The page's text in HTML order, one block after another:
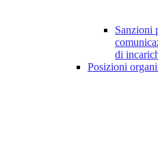
Sanzioni
di
Posizioni